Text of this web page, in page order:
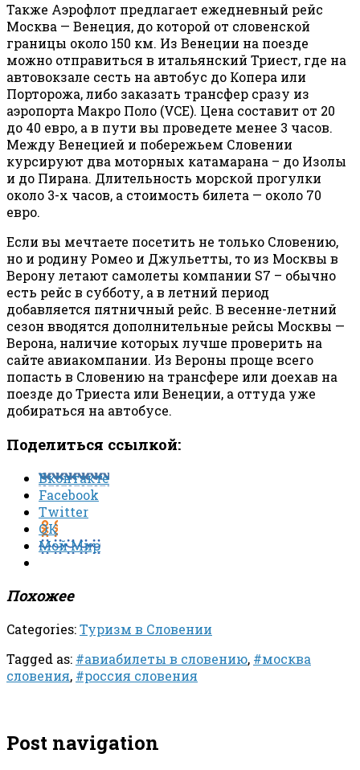
Также Аэрофлот предлагает ежедневный рейс
Москва — Венеция, до которой от словенской
границы около 150 км. Из Венеции на поезде
можно отправиться в итальянский Триест, где на
автовокзале сесть на автобус до Копера или
Порторожа, либо заказать трансфер сразу из
аэропорта Макро Поло (VCE). Цена составит от 20
до 40 евро, а в пути вы проведете менее 3 часов.
Между Венецией и побережьем Словении
курсируют два моторных катамарана – до Изолы
и до Пирана. Длительность морской прогулки
около 3-х часов, а стоимость билета — около 70
евро.
Если вы мечтаете посетить не только Словению,
но и родину Ромео и Джульетты, то из Москвы в
Верону летают самолеты компании S7 – обычно
есть рейс в субботу, а в летний период
добавляется пятничный рейс. В весенне-летний
сезон вводятся дополнительные рейсы Москвы —
Верона, наличие которых лучше проверить на
сайте авиакомпании. Из Вероны проще всего
попасть в Словению на трансфере или доехав на
поезде до Триеста или Венеции, а оттуда уже
добираться на автобусе.
Поделиться ссылкой:
Вконтакте
Facebook
Twitter
ОК
Мой Мир
Похожее
Categories:Туризм в Словении
Tagged as: #авиабилеты в словению, #москва
словения, #россия словения
Post navigation